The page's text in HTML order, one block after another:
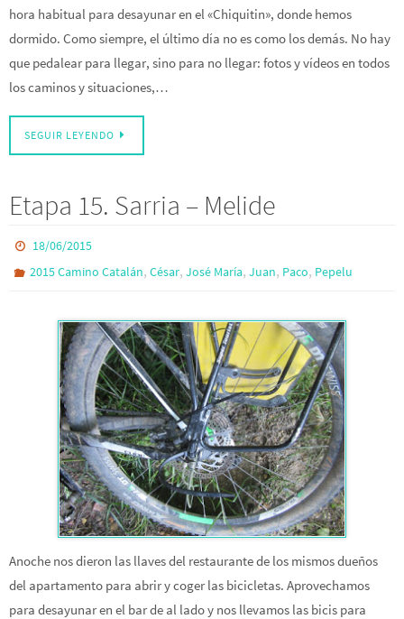
hora habitual para desayunar en el «Chiquitin», donde hemos
dormido. Como siempre, el último día no es como los demás. No hay
que pedalear para llegar, sino para no llegar: fotos y vídeos en todos
los caminos y situaciones,…
SEGUIR LEYENDO
Etapa 15. Sarria – Melide
18/06/2015
2015 Camino Catalán,César,José María,Juan, Paco, Pepelu
Anoche nos dieron las llaves del restaurante de los mismos dueños
del apartamento para abrir y coger las bicicletas. Aprovechamos
para desayunar en el bar de al lado y nos llevamos las bicis para